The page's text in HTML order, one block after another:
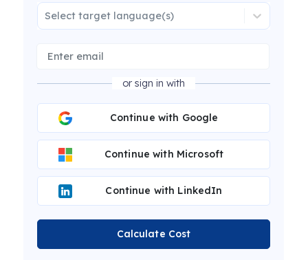
Select target language(s)
or sign in with
Continue with Google
Continue with Microsoft
Continue with LinkedIn
Calculate Cost